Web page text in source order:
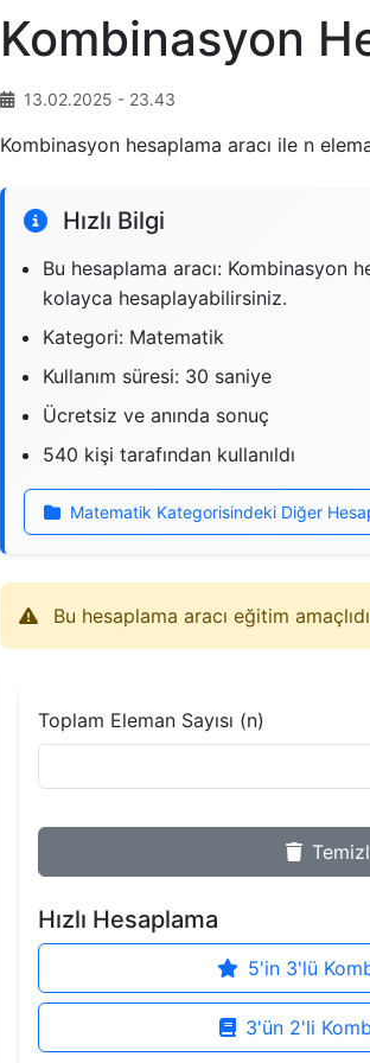
Kombinasyon
13.02.2025 - 23.43
Kombinasyon hesaplama aracı ile n
Hızlı Bilgi
Bu hesaplama aracı: Kombinasyon
kolayca hesaplayabilirsiniz.
Kategori: Matematik
Kullanım süresi: 30 saniye
Ücretsiz ve anında sonuç
540 kişi tarafından kullanıldı
Matematik Kategorisindeki Diğer
Bu hesaplama aracı eğitim
Toplam Eleman Sayısı (n)
Hızlı Hesaplama
5'in 3'lü
3'ün 2'li